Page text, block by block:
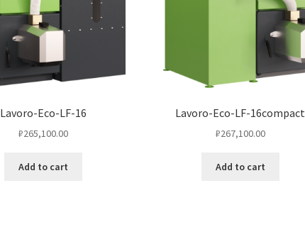
Lavoro-Eco-LF-16
₽265,100.00
Add to cart
Lavoro-Eco-LF-16compact
₽267,100.00
Add to cart